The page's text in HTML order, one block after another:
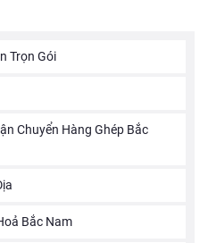
Trọn Gói
Chuyển Hàng Ghép Bắc
Bắc Nam